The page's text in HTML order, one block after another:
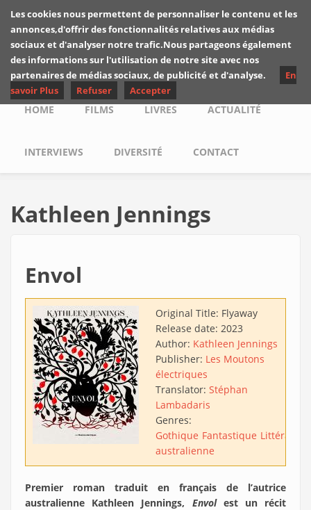
Skip to main content
Les critiques de
Yuyine
Main menu
HOME FILMS LIVRES ACTUALITÉ
INTERVIEWS DIVERSITÉ CONTACT
Kathleen Jennings
Envol
Original Title: Flyaway
Release date: 2023
Author: Kathleen Jennings
Publisher: Les Moutons
électriques
Translator: Stéphan
Lambadaris
Genres:
Gothique Fantastique Littérature
australienne
Premier roman traduit en français de l’autrice
australienne Kathleen Jennings, Envol est un récit
Les cookies nous permettent de personnaliser le contenu et les
annonces,d'offrir des fonctionnalités relatives aux médias
sociaux et d'analyser notre trafic.Nous partageons également
des informations sur l'utilisation de notre site avec nos
partenaires de médias sociaux, de publicité et d'analyse.
En
savoir Plus
Refuser Accepter